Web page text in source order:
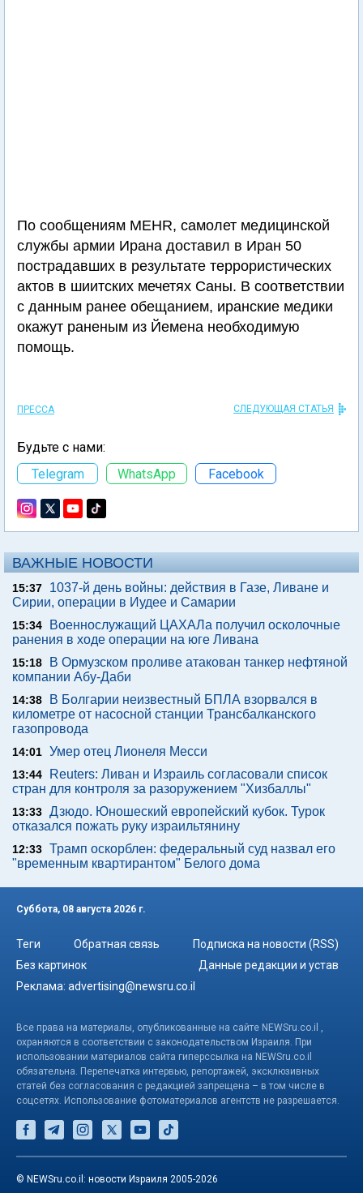
По сообщениям MEHR, самолет медицинской
службы армии Ирана доставил в Иран 50
пострадавших в результате террористических
актов в шиитских мечетях Саны. В соответствии
с данным ранее обещанием, иранские медики
окажут раненым из Йемена необходимую
помощь.
ПРЕССА СЛЕДУЮЩАЯ СТАТЬЯ
Будьте с нами:
Telegram
WhatsApp Facebook
ВАЖНЫЕ НОВОСТИ
15:37
1037-й день войны: действия в Газе, Ливане и
Сирии, операции в Иудее и Самарии
15:34
Военнослужащий ЦАХАЛа получил осколочные
ранения в ходе операции на юге Ливана
15:18
В Ормузском проливе атакован танкер нефтяной
компании Абу-Даби
14:38
В Болгарии неизвестный БПЛА взорвался в
километре от насосной станции Трансбалканского
газопровода
14:01 Умер отец Лионеля Месси
13:44
Reuters: Ливан и Израиль согласовали список
стран для контроля за разоружением "Хизбаллы"
13:33 Дзюдо. Юношеский европейский кубок. Турок
отказался пожать руку израильтянину
12:33 Трамп оскорблен: федеральный суд назвал его
"временным квартирантом" Белого дома
Суббота, 08 августа 2026 г.
Теги Обратная связь
Подписка на новости (RSS)
Без картинок
Данные редакции и устав
Реклама: advertising@newsru.co.il
Все права на материалы, опубликованные на сайте NEWSru.co.il ,
охраняются в соответствии с законодательством Израиля. При
использовании материалов сайта гиперссылка на NEWSru.co.il
обязательна. Перепечатка интервью, репортажей, эксклюзивных
статей без согласования с редакцией запрещена – в том числе в
соцсетях. Использование фотоматериалов агентств не разрешается.
© NEWSru.co.il: новости Израиля 2005-2026